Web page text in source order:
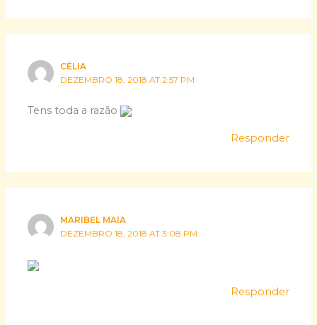
CÉLIA
DEZEMBRO 18, 2018 AT 2:57 PM
Tens toda a razão
Responder
MARIBEL MAIA
DEZEMBRO 18, 2018 AT 3:08 PM
Responder